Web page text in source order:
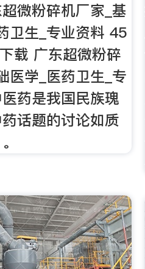
微粉碎机厂家_基
卫生_专业资料 45
载 广东超微粉碎
医学_医药卫生_专
药是我国民族瑰
话题的讨论如质